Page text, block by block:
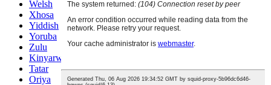
Welsh
Xhosa
Yiddish
Yoruba
Zulu
Kinyarwanda
Tatar
Oriya